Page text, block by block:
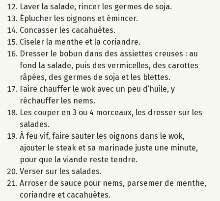
Laver la salade, rincer les germes de soja.
Éplucher les oignons et émincer.
Concasser les cacahuètes.
Ciseler la menthe et la coriandre.
Dresser le bobun dans des assiettes creuses : au
fond la salade, puis des vermicelles, des carottes
râpées, des germes de soja et les blettes.
Faire chauffer le wok avec un peu d’huile, y
réchauffer les nems.
Les couper en 3 ou 4 morceaux, les dresser sur les
salades.
À feu vif, faire sauter les oignons dans le wok,
ajouter le steak et sa marinade juste une minute,
pour que la viande reste tendre.
Verser sur les salades.
Arroser de sauce pour nems, parsemer de menthe,
coriandre et cacahuètes.